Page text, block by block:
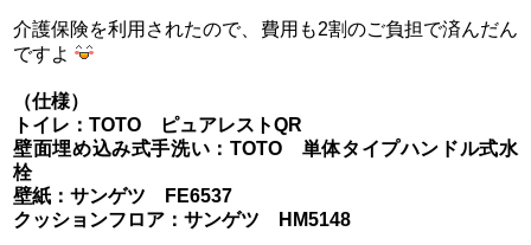
介護保険を利用されたので、費用も2割のご負担で済んだん
ですよ
（仕様）
トイレ：TOTO ピュアレストQR
壁面埋め込み式手洗い：TOTO 単体タイプハンドル式水
栓
壁紙：サンゲツ FE6537
クッションフロア：サンゲツ HM5148